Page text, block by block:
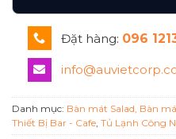
Đặt hàng: 096
Danh mục: Bàn mát Salad, Bàn
Thiết Bị Bar - Cafe, Tủ Lạnh Công